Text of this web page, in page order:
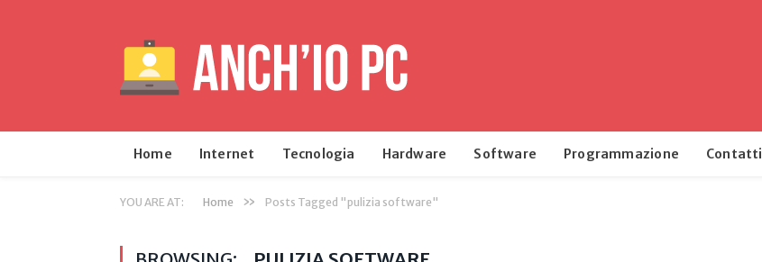
Home Internet Tecnologia Hardware Software Programmazione Contatti
YOU ARE AT: Home » Posts Tagged "pulizia software"